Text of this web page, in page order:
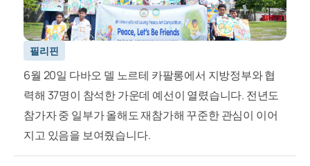
필리핀
6월 20일 다바오 델 노르테 카팔롱에서 지방정부와 협
력해 37명이 참석한 가운데 예선이 열렸습니다. 전년도
참가자 중 일부가 올해도 재참가해 꾸준한 관심이 이어
지고 있음을 보여줬습니다.